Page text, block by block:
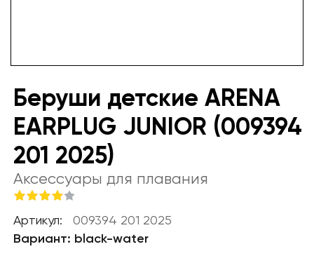
Беруши детские ARENA
EARPLUG JUNIOR (009394
201 2025)
Аксессуары для плавания
Артикул: 009394 201 2025
Вариант: black-water